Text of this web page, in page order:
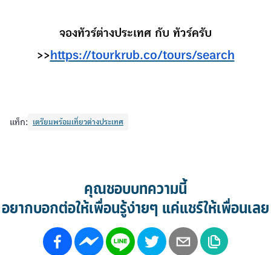
จองทัวร์ต่างประเทศ กับ ทัวร์ครับ
>>https://tourkrub.co/tours/search
แท็ก: เตรียมพร้อมเที่ยวต่างประเทศ
คุณชอบบทความนี้
อยากบอกต่อให้เพื่อนรู้ง่ายๆ แค่แชร์ให้เพื่อนเลย